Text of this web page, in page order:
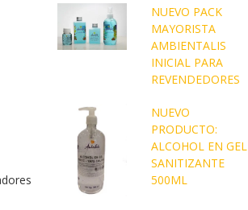
NUEVO PACK
MAYORISTA
AMBIENTALIS
INICIAL PARA
REVENDEDORES
NUEVO
PRODUCTO:
ALCOHOL EN GEL
SANITIZANTE
500ML